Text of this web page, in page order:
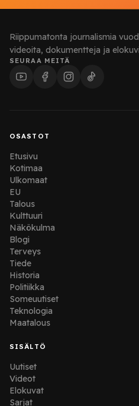
Riippumatonta journalismia
videoita, dokumentteja ja
SEURAA MEITÄ
OSASTOT
Etusivu
Kotimaa
Ulkomaat
EU
Talous
Kulttuuri
Näkökulma
Blogi
Terveys
Tiede
Historia
Politiikka
Someuutiset
Teknologia
Maatalous
SISÄLTÖ
Uutiset
Videot
Elokuvat
Sarjat